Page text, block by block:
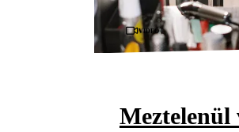
Videó
Meztelenül